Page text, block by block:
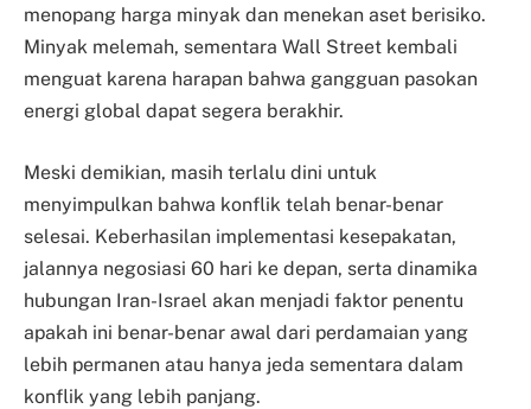
menopang harga minyak dan menekan aset berisiko.
Minyak melemah, sementara Wall Street kembali
menguat karena harapan bahwa gangguan pasokan
energi global dapat segera berakhir.
Meski demikian, masih terlalu dini untuk
menyimpulkan bahwa konflik telah benar-benar
selesai. Keberhasilan implementasi kesepakatan,
jalannya negosiasi 60 hari ke depan, serta dinamika
hubungan Iran-Israel akan menjadi faktor penentu
apakah ini benar-benar awal dari perdamaian yang
lebih permanen atau hanya jeda sementara dalam
konflik yang lebih panjang.